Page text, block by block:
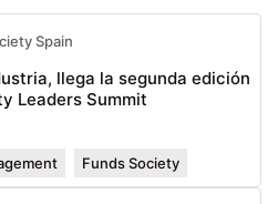
Spain
llega la segunda edición
Leaders Summit
Funds Society